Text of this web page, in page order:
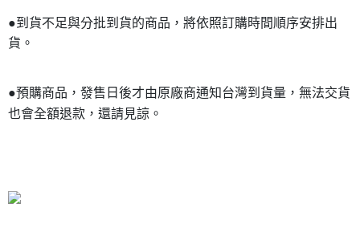
●到貨不足與分批到貨的商品，將依照訂購時間順序安排出
貨。
●預購商品，發售日後才由原廠商通知台灣到貨量，無法交貨
也會全額退款，還請見諒。